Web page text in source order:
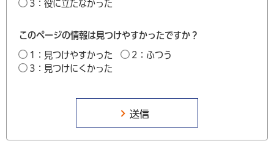
3：役に立たなかった
このページの情報は見つけやすかったですか？
1：見つけやすかった
2：ふつう
3：見つけにくかった